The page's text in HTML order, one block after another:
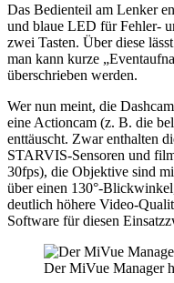
Das Bedienteil am Lenker
und blaue LED für Fehler-
zwei Tasten. Über diese
man kann kurze
überschrieben werden.
Wer nun meint, die
eine Actioncam (z. B. die
enttäuscht. Zwar enthalten
STARVIS-Sensoren und
30fps), die Objektive sind
über einen 130°-
deutlich höhere Video-
Software für diesen
Der MiVue Manager